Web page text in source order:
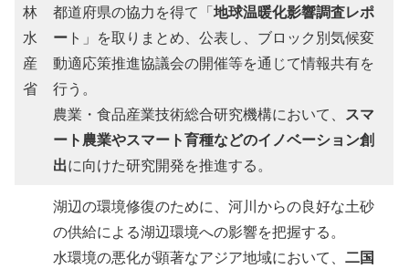
林
水
産
省
都道府県の協力を得て「地球温暖化影響調査レポ
ー ト」を取りまとめ、公表し、ブロック別気候変
動適応策推進協議会の開催等を通じて情報共有を
行う。
農業・食品産業技術総合研究機構において、 スマ
ート農業やスマート育種などのイノベーション創
出に向けた研究開発を推進する。
湖辺の環境修復のために、河川からの良好な土砂
の供給による湖辺環境への影響を把握する。
水環境の悪化が顕著なアジア地域において、 二国